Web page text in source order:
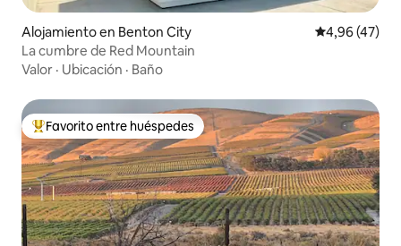
Alojamiento en Benton City Calificación
4,96 (47)
La cumbre de Red Mountain
Valor · Ubicación · Baño
Favorito entre los huéspedes más destacados
Favorito entre huéspedes